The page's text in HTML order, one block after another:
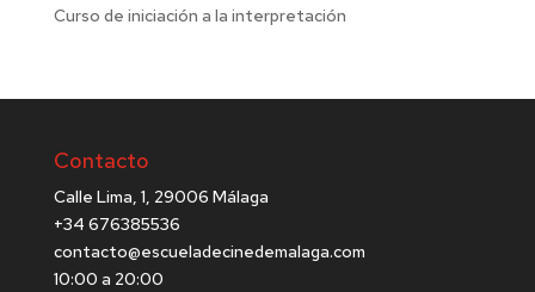
Curso de iniciación a la interpretación
Contacto
Calle Lima, 1, 29006 Málaga
+34 676385536
contacto@escueladecinedemalaga.com
10:00 a 20:00